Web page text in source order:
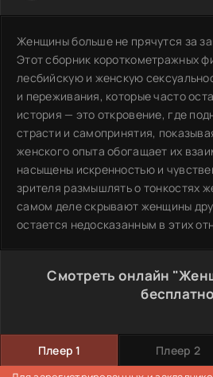
Женщины больше не прячутся за
Этот сборник короткометражных
лесбийскую и женскую
и переживания, которые часто
история — это откровение, где
страсти и самопринятия,
женского опыта обогащает их
насыщены искренностью и
зрителя размышлять о тонкостях
самом деле скрывают женщины
остается недосказанным в этих
Смотреть онлайн
бесплатно
Плеер 1 Плеер 2